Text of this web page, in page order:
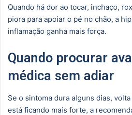
Quando há dor ao tocar, inchaço,
piora para apoiar o pé no chão, a
inflamação ganha mais força.
Quando procurar
médica sem adiar
Se o sintoma dura alguns dias,
está ficando mais forte, a